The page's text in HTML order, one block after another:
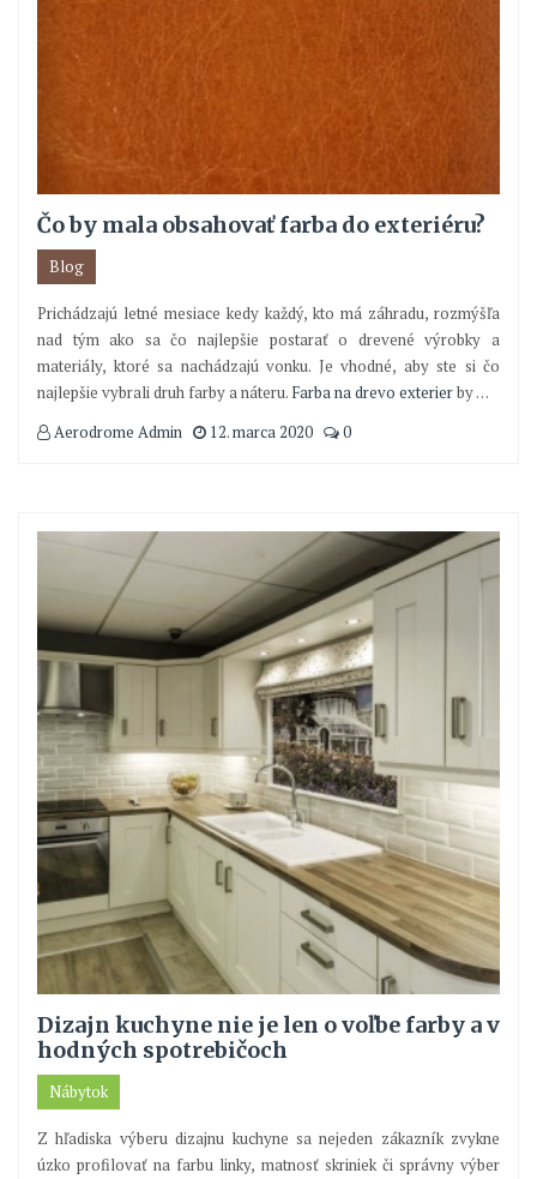
Čo by mala obsahovať farba do exteriéru?
Blog
Prichádzajú letné mesiace kedy každý, kto má záhradu, rozmýšľa
nad tým ako sa čo najlepšie postarať o drevené výrobky a
materiály, ktoré sa nachádzajú vonku. Je vhodné, aby ste si čo
najlepšie vybrali druh farby a náteru. Farba na drevo exterierby…
Aerodrome Admin
12. marca 2020 0
Dizajn kuchyne nie je len o voľbe farby a v
hodných spotrebičoch
Nábytok
Z hľadiska výberu dizajnu kuchyne sa nejeden zákazník zvykne
úzko profilovať na farbu linky, matnosť skriniek či správny výber